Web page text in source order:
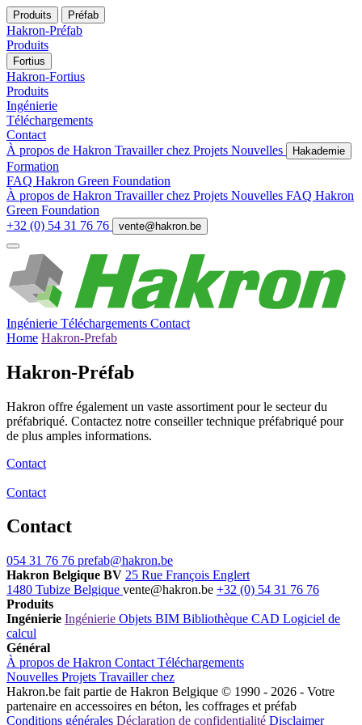
Produits Préfab
Hakron-Préfab
Produits
Fortius
Hakron-Fortius
Produits
Ingénierie
Téléchargements
Contact
À propos de Hakron Travailler chez Projets Nouvelles Hakademie
Formation
FAQ Hakron Green Foundation
À propos de Hakron Travailler chez Projets Nouvelles FAQ Hakron
Green Foundation
+32 (0) 54 31 76 76
vente@hakron.be
Ingénierie Téléchargements Contact
Home Hakron-Prefab
Hakron-Préfab
Hakron offre également un vaste assortiment pour le secteur du
préfabriqué. Contactez notre conseiller technique préfabriqué pour
de plus amples informations.
Contact
Contact
Contact
054 31 76 76 prefab@hakron.be
Hakron Belgique BV 25 Rue François Englert
1480 Tubize Belgique vente@hakron.be +32 (0) 54 31 76 76
Produits
Ingénierie Ingénierie Objets BIM Bibliothèque CAD Logiciel de
calcul
Général
À propos de Hakron Contact Téléchargements
Nouvelles Projets Travailler chez
Hakron.be fait partie de Hakron Belgique © 1990 - 2026 - Votre
partenaire en accessoires en béton, les coffrages et préfab
Conditions générales Déclaration de confidentialité Disclaimer